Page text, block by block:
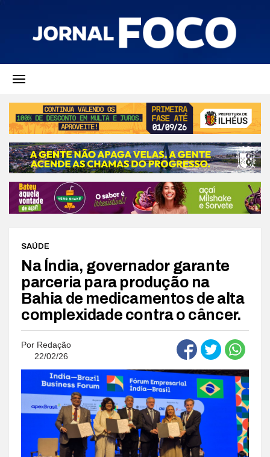
SAÚDE
Na Índia, governador garante
parceria para produção na
Bahia de medicamentos de alta
complexidade contra o câncer.
Por Redação
22/02/26